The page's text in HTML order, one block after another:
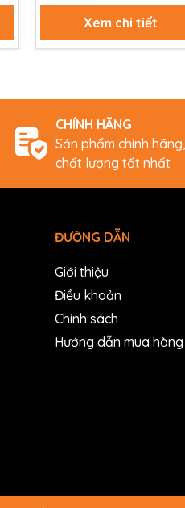
Xem chi tiết
CHÍNH HÃNG
Sản phẩm chính hãng,
chất lượng tốt nhất
ĐƯỜNG DẪN
Giới thiệu
Điều khoản
Chính sách
Hướng dẫn mua hàng